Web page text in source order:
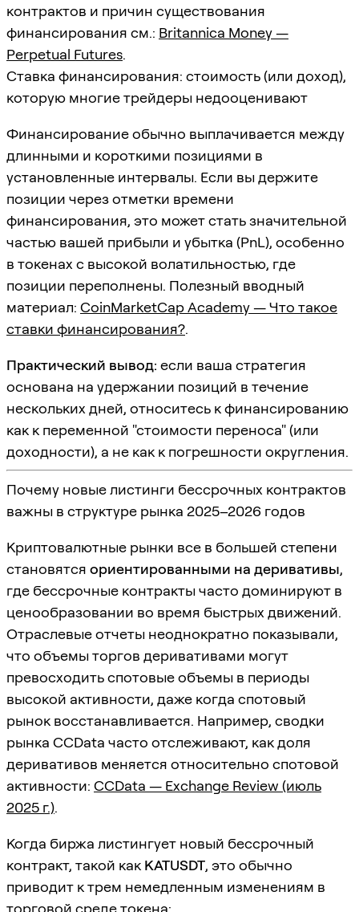
контрактов и причин существования
финансирования см.: Britannica Money —
Perpetual Futures.
Ставка финансирования: стоимость (или доход),
которую многие трейдеры недооценивают
Финансирование обычно выплачивается между
длинными и короткими позициями в
установленные интервалы. Если вы держите
позиции через отметки времени
финансирования, это может стать значительной
частью вашей прибыли и убытка (PnL), особенно
в токенах с высокой волатильностью, где
позиции переполнены. Полезный вводный
материал: CoinMarketCap Academy — Что такое
ставки финансирования?.
Практический вывод: если ваша стратегия
основана на удержании позиций в течение
нескольких дней, относитесь к финансированию
как к переменной "стоимости переноса" (или
доходности), а не как к погрешности округления.
Почему новые листинги бессрочных контрактов
важны в структуре рынка 2025–2026 годов
Криптовалютные рынки все в большей степени
становятся ориентированными на деривативы,
где бессрочные контракты часто доминируют в
ценообразовании во время быстрых движений.
Отраслевые отчеты неоднократно показывали,
что объемы торгов деривативами могут
превосходить спотовые объемы в периоды
высокой активности, даже когда спотовый
рынок восстанавливается. Например, сводки
рынка CCData часто отслеживают, как доля
деривативов меняется относительно спотовой
активности: CCData — Exchange Review (июль
2025 г.).
Когда биржа листингует новый бессрочный
контракт, такой как KATUSDT, это обычно
приводит к трем немедленным изменениям в
торговой среде токена: